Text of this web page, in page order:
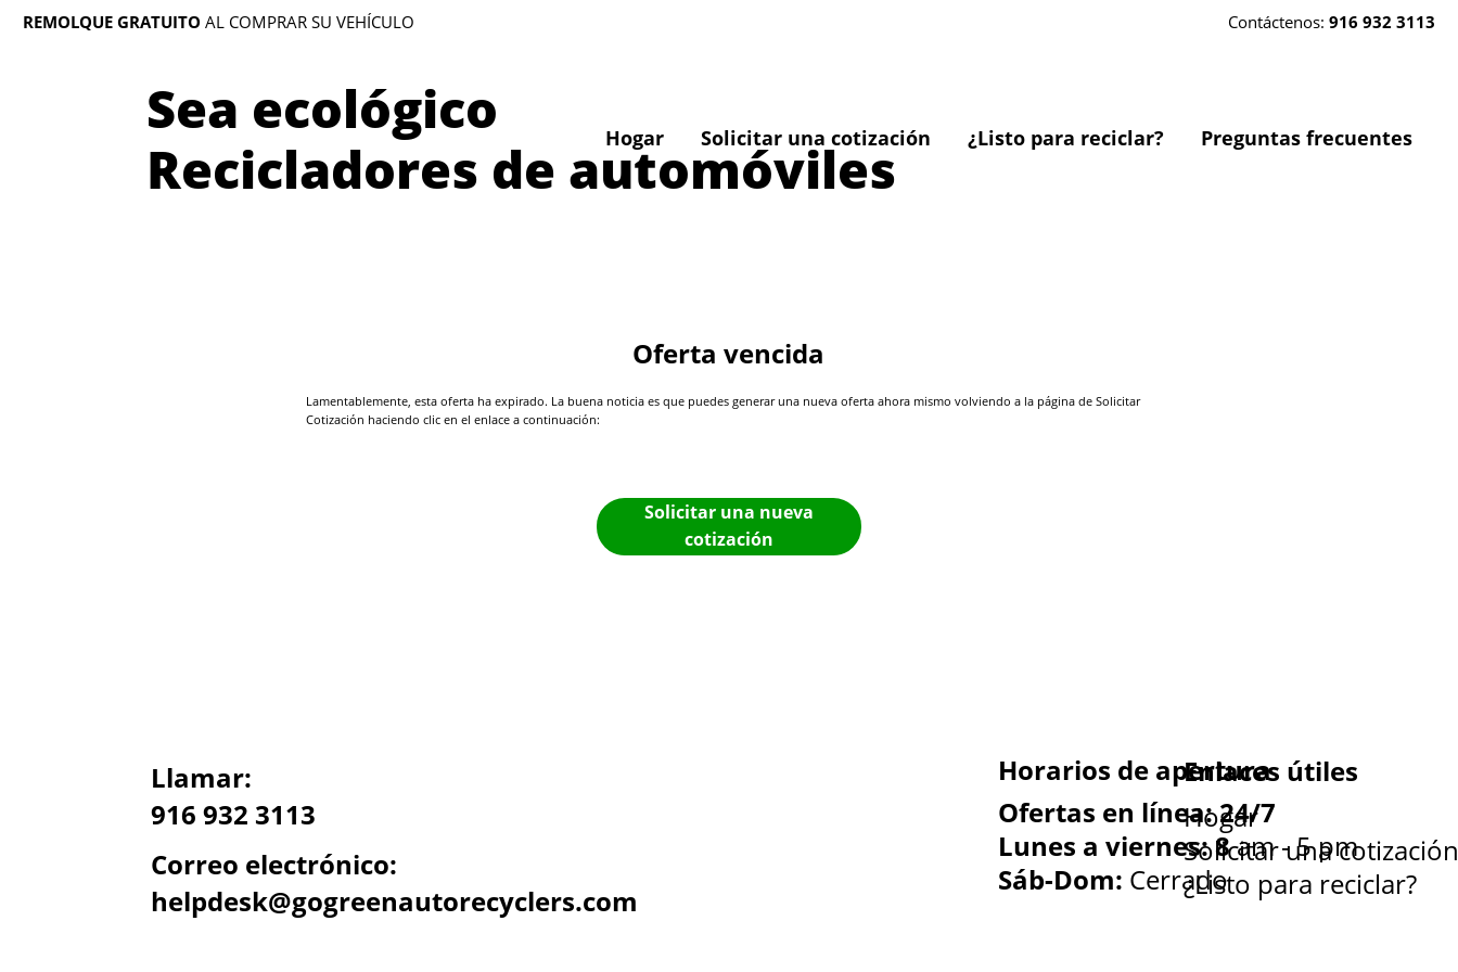
REMOLQUE GRATUITO AL COMPRAR SU VEHÍCULO Contáctenos: 916 932 3113
Hogar Solicitar una cotización ¿Listo para reciclar? Preguntas frecuentes
Sea ecológico
Recicladores de automóviles
Oferta vencida
Lamentablemente, esta oferta ha expirado. La buena noticia es que puedes generar una nueva oferta ahora mismo volviendo a la página de Solicitar
Cotización haciendo clic en el enlace a continuación:
Solicitar una nueva
cotización
Llamar:
916 932 3113
Correo electrónico:
helpdesk@gogreenautorecyclers.com
Horarios de apertura
Ofertas en línea: 24/7
Lunes a viernes: 8am - 5 pm
Sáb-Dom: Cerrado
Enlaces útiles
Hogar
Solicitar una
¿Listo para reciclar?